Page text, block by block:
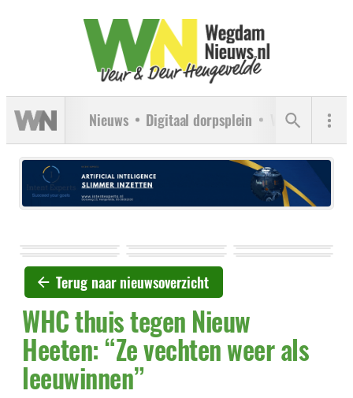
Nieuws Digitaal dorpsplein Verenigingen
Terug naar nieuwsoverzicht
WHC thuis tegen Nieuw
Heeten: “Ze vechten weer als
leeuwinnen”